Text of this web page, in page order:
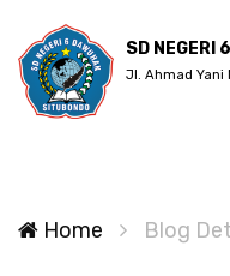
SD NEGERI
Jl. Ahmad Yani
Home Blog